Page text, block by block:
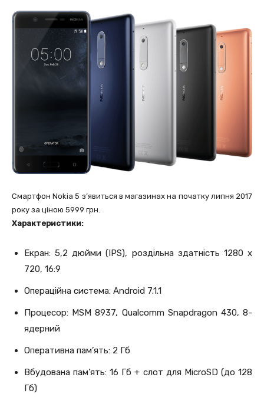
Смартфон Nokia 5 з’явиться в магазинах на початку липня 2017
року за ціною 5999 грн.
Характеристики:
Екран: 5,2 дюйми (IPS), роздільна здатність 1280 x
720, 16:9
Операційна система: Android 7.1.1
Процесор: MSM 8937, Qualcomm Snapdragon 430, 8-
ядерний
Оперативна пам’ять: 2 Гб
Вбудована пам’ять: 16 Гб + слот для MicroSD (до 128
Гб)